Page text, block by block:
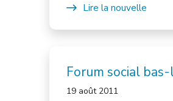
Lire la nouvelle
Forum social
19 août 2011